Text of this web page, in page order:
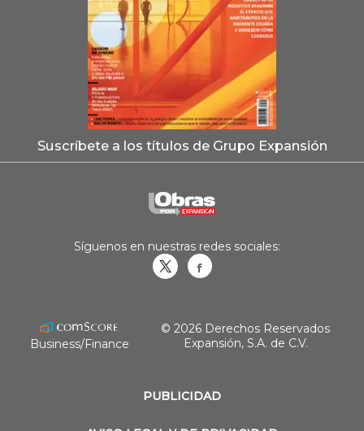
Suscríbete a los títulos de Grupo Expansión
PUBLICIDAD
Síguenos en nuestras redes sociales:
Business/Finance
© 2026 Derechos Reservados
Expansión, S.A. de C.V.